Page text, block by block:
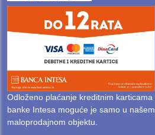
Odloženo plaćanje kreditnim karticama
banke Intesa moguće je samo u našem
maloprodajnom objektu.